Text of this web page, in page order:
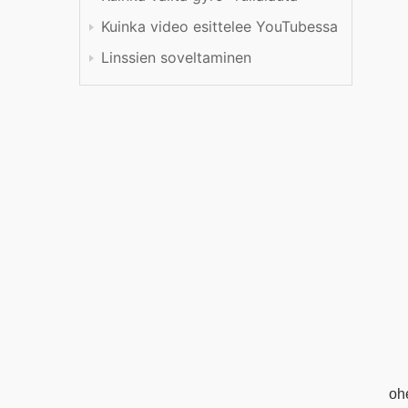
Kuinka video esittelee YouTubessa
Linssien soveltaminen